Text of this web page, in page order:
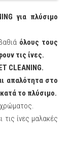
για πλύσιμο
όλους τους
τις ίνες.
CLEANING.
απαλότητα στο
το πλύσιμο.
τις ίνες μαλακές